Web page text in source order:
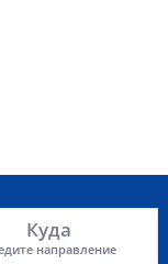
Куда
направление